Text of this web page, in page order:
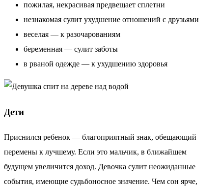
пожилая, некрасивая предвещает сплетни
незнакомая сулит ухудшение отношений с друзьями
веселая — к разочарованиям
беременная — сулит заботы
в рваной одежде — к ухудшению здоровья
Дети
Приснился ребенок — благоприятный знак, обещающий
перемены к лучшему. Если это мальчик, в ближайшем
будущем увеличится доход. Девочка сулит неожиданные
события, имеющие судьбоносное значение. Чем сон ярче,